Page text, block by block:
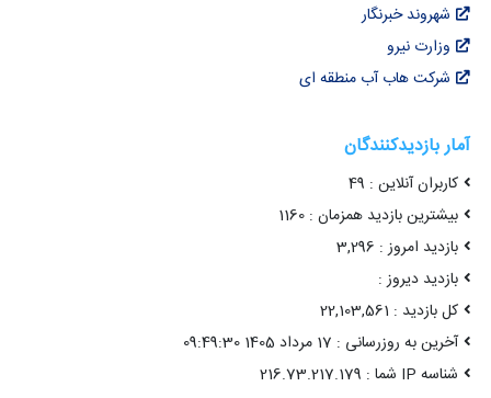
شهروند خبرنگار
وزارت نیرو
شرکت هاب آب منطقه ای
آمار بازدیدکنندگان
کاربران آنلاین : 49
بیشترین بازدید همزمان : 1160
بازدید امروز : 3,296
بازدید دیروز :
کل بازدید : 22,103,561
آخرین به روزرسانی : 17 مرداد 1405 09:49:30
شناسه IP شما : 216.73.217.179